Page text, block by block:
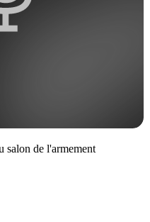
salon de l'armement